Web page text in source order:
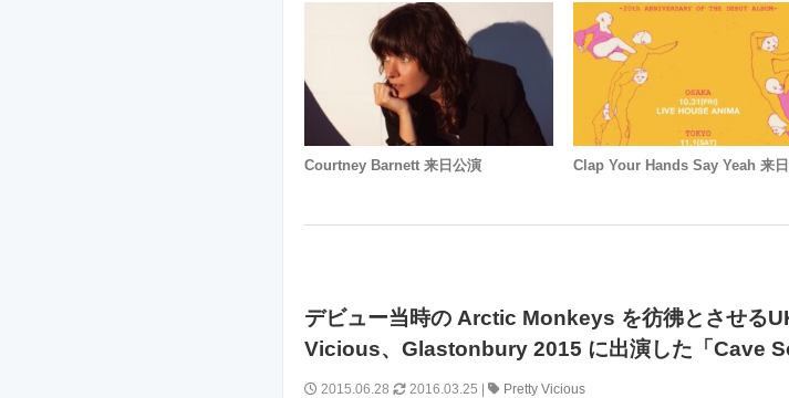
Courtney Barnett 来日公演 Clap Your Hands Say Yeah 来
デビュー当時の Arctic Monkeys を彷彿とさせる
Vicious、Glastonbury 2015 に出演した「Cave
2015.06.28 2016.03.25 | Pretty Vicious